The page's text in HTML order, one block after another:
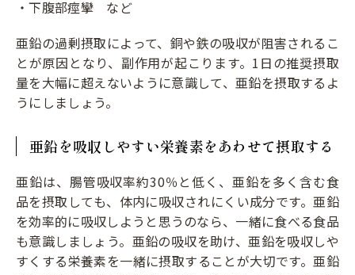
・下腹部痙攣 など
亜鉛の過剰摂取によって、銅や鉄の吸収が阻害されるこ
とが原因となり、副作用が起こります。1日の推奨摂取
量を大幅に超えないように意識して、亜鉛を摂取するよ
うにしましょう。
亜鉛を吸収しやすい栄養素をあわせて摂取する
亜鉛は、腸管吸収率約30％と低く、亜鉛を多く含む食
品を摂取しても、体内に吸収されにくい成分です。亜鉛
を効率的に吸収しようと思うのなら、一緒に食べる食品
も意識しましょう。亜鉛の吸収を助け、亜鉛を吸収しや
すくする栄養素を一緒に摂取することが大切です。亜鉛